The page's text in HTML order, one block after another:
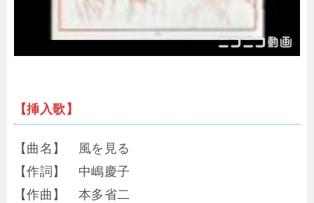
【挿入歌】
【曲名】 風を見る
【作詞】 中嶋慶子
【作曲】 本多省二